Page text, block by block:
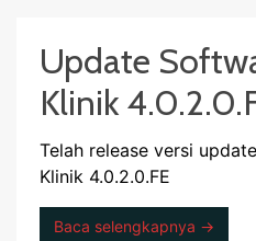
Update
Klinik
Telah release versi
Klinik 4.0.2.0.FE
Baca selengkapnya →